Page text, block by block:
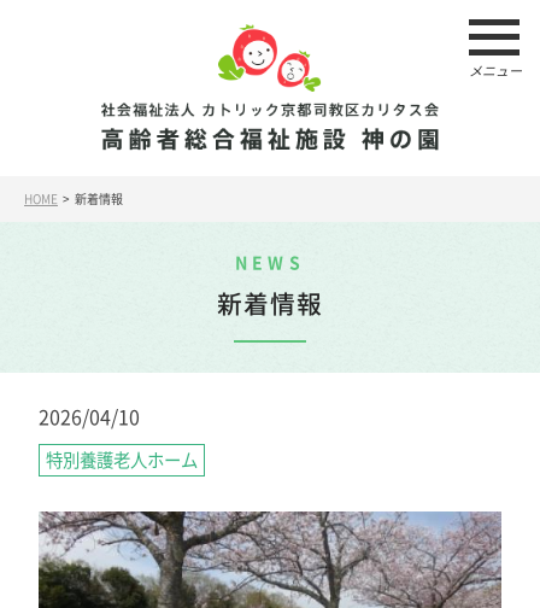
メニュー
HOME > 新着情報
NEWS
新着情報
2026/04/10
特別養護老人ホーム